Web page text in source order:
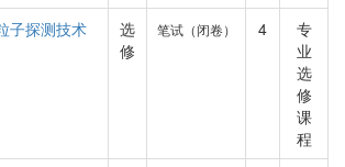
子探测技术
选
修
笔试（闭卷） 4
专
业
选
修
课
程